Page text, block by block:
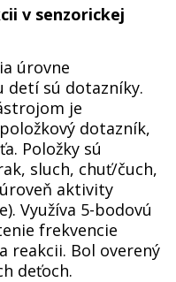
v senzorickej
úrovne
detí sú dotazníky.
je
dotazník,
Položky sú
sluch, chuť/čuch,
aktivity
Využíva 5-bodovú
frekvencie
reakcii. Bol overený
deťoch.